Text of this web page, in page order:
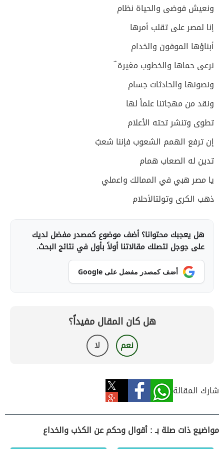
ونعيش فوضى والحياة نظام
إنا لمصر على تقلب أمرها
أبناؤها الموفون والخدام
نرعى حماها والخطوب مغيرة ٌ
ونصونها والحادثات جسام
ونقد من مهجاتنا علماً لها
تطوى وتنشر تحته الأعلام
إن ترفع الهمم الشعوب فإننا شعبٌ
تدين له الصعاب همام
يا مصر هبي في الممالك واعملي
ذهب الكرى وتولتالأحلام
هل يعجبك محتوانا؟ أضف موضوع كمصدر مفضل لديك
على جوجل لتصلك مقالاتنا أولاً بأول في نتائج البحث.
أضف كمصدر مفضل على Google
هل كان المقال مفيداً؟
نعم لا
شارك المقالة
مواضيع ذات صلة بـ : أقوال وحكم عن الكذب والخداع